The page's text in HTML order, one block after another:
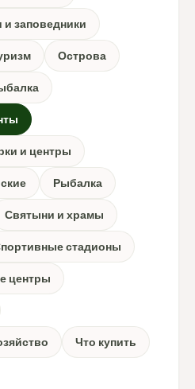
заповедники
Острова
и центры
Рыбалка
Святыни и храмы
стадионы
центры
Что купить